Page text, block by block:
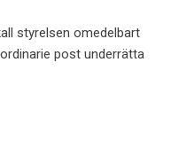
styrelsen omedelbart
post underrätta